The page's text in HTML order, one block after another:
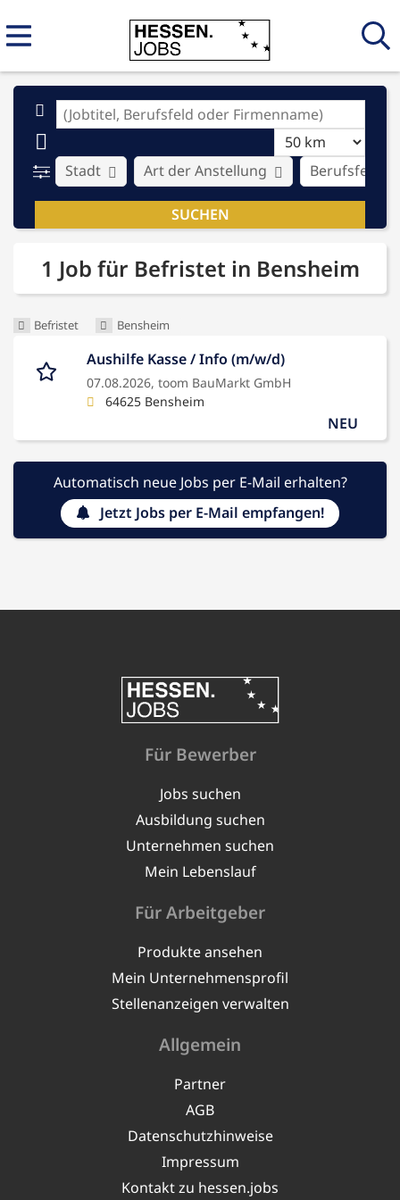
Stadt Art der Anstellung Berufsfeld
1 Job für Befristet in Bensheim
Befristet Bensheim
Aushilfe Kasse / Info (m/w/d)
07.08.2026, toom BauMarkt GmbH
64625 Bensheim
NEU
Automatisch neue Jobs per E-Mail erhalten?
Jetzt Jobs per E-Mail empfangen!
Für Bewerber
Jobs suchen
Ausbildung suchen
Unternehmen suchen
Mein Lebenslauf
Für Arbeitgeber
Produkte ansehen
Mein Unternehmensprofil
Stellenanzeigen verwalten
Allgemein
Partner
AGB
Datenschutzhinweise
Impressum
Kontakt zu hessen.jobs